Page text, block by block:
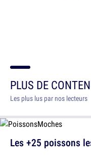
PLUS DE
Les plus lus par nos lecteurs
Les +25 poissons